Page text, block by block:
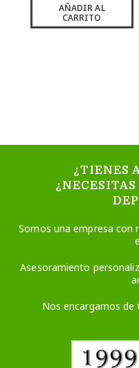
AÑADIR AL
CARRITO
¿TIENES
Somos una empresa con
Asesoramiento
Nos encargamos